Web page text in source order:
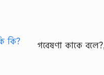
গবেষণা কাকে